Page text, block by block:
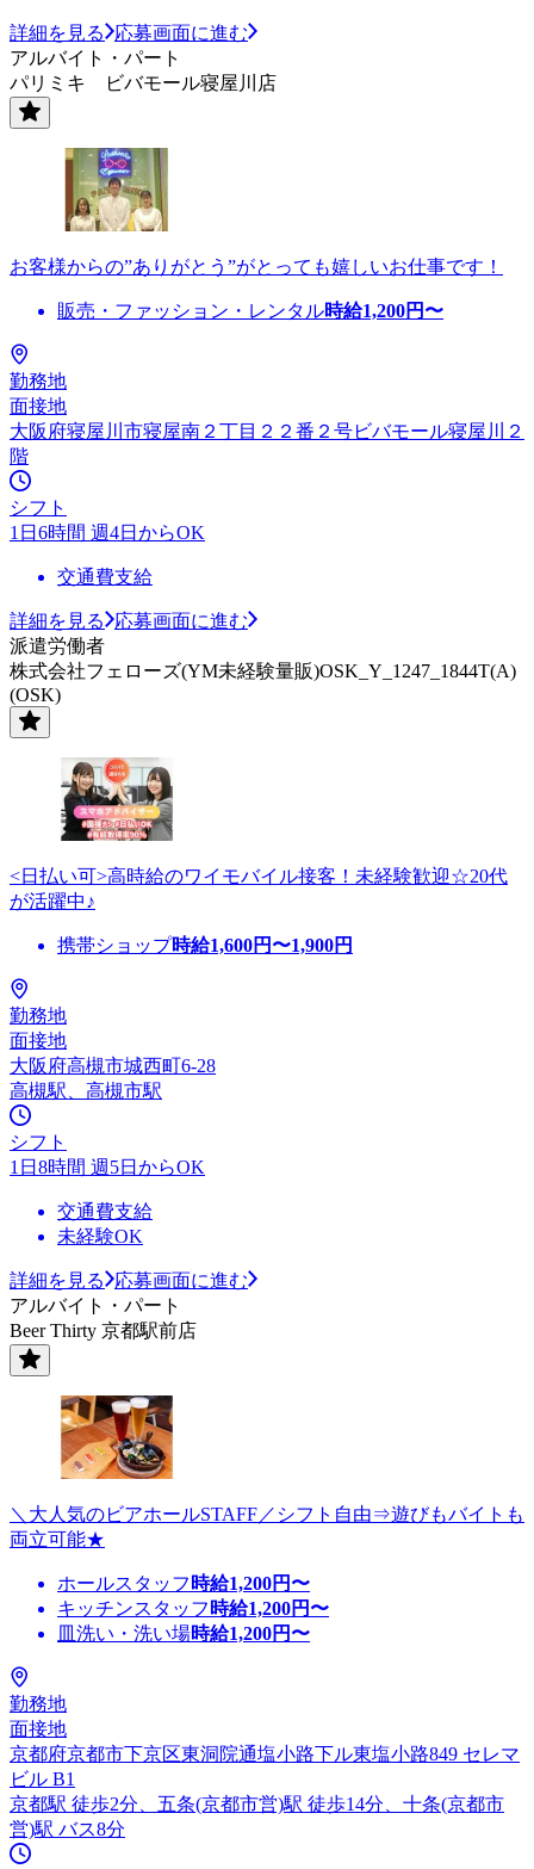
詳細を見る
応募画面に進む
アルバイト・パート
パリミキ ビバモール寝屋川店
お客様からの”ありがとう”がとっても嬉しいお仕事です！
販売・ファッション・レンタル時給1,200円〜
勤務地
面接地
大阪府寝屋川市寝屋南２丁目２２番２号ビバモール寝屋川２
階
シフト
1日6時間 週4日からOK
交通費支給
詳細を見る
応募画面に進む
派遣労働者
株式会社フェローズ(YM未経験量販)OSK_Y_1247_1844T(A)
(OSK)
<日払い可>高時給のワイモバイル接客！未経験歓迎☆20代
が活躍中♪
携帯ショップ時給1,600円〜1,900円
勤務地
面接地
大阪府高槻市城西町6-28
高槻駅、高槻市駅
シフト
1日8時間 週5日からOK
交通費支給
未経験OK
詳細を見る
応募画面に進む
アルバイト・パート
Beer Thirty 京都駅前店
＼大人気のビアホールSTAFF／シフト自由⇒遊びもバイトも
両立可能★
ホールスタッフ 時給1,200円〜
キッチンスタッフ 時給1,200円〜
皿洗い・洗い場時給1,200円〜
勤務地
面接地
京都府京都市下京区東洞院通塩小路下ル東塩小路849 セレマ
ビル B1
京都駅 徒歩2分、五条(京都市営)駅 徒歩14分、十条(京都市
営)駅 バス8分